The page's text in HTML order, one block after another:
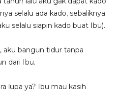
selalu ada kado, sebaliknya
selalu siapin kado buat Ibu).
aku bangun tidur tanpa
dari Ibu.
lupa ya? Ibu mau kasih